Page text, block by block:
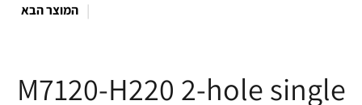
| המוצר הבא
M7120-H220 2-hole single